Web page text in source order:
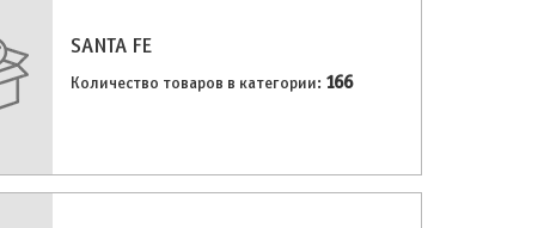
SANTA FE
Количество товаров в категории: 166